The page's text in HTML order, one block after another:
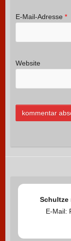
E-Mail-Adresse *
Website
Schultze
E-Mail: